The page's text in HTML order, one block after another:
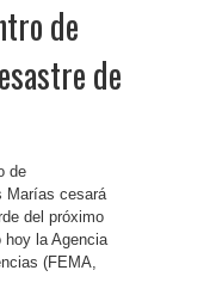
de
de
de
Marías cesará
del próximo
hoy la Agencia
(FEMA,